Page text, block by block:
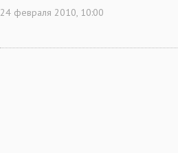
24 февраля 2010, 10:00